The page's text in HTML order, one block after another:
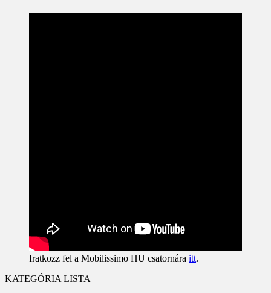
Iratkozz fel a Mobilissimo HU csatornára itt.
KATEGÓRIA LISTA